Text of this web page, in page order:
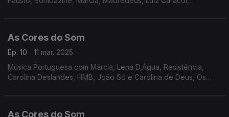
As Cores do Som
Ep. 10
11 mar. 2025
Música Portuguesa com Márcia, Lena D,Água, Resistência,
Carolina Deslandes, HMB, João Só e Carolina de Deus, Os
As Cores do Som